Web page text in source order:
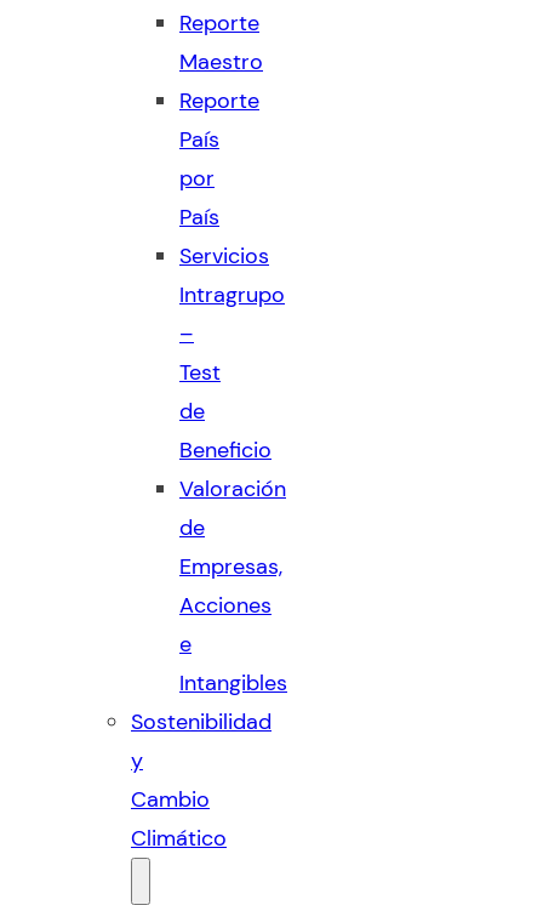
Reporte
Maestro
Reporte
País
por
País
Servicios
Intragrupo
–
Test
de
Beneficio
Valoración
de
Empresas,
Acciones
e
Intangibles
Sostenibilidad
y
Cambio
Climático